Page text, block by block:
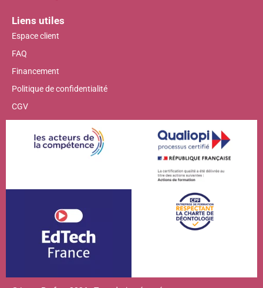
Liens utiles
Espace client
FAQ
Financement
Politique de confidentialité
CGV